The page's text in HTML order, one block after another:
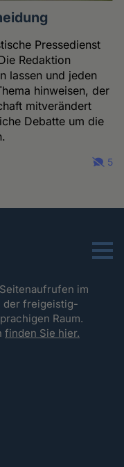
Pressedienst
Redaktion
lassen und jeden
hinweisen, der
mitverändert
Debatte um die
5
Menu
im
der freigeistig-
Raum.
finden Sie hier.